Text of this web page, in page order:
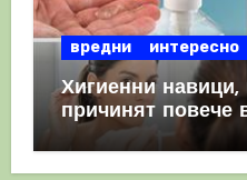
вредни интересно
Хигиенни навици,
причинят повече
полза